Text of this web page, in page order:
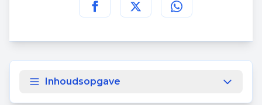
Deel deze pagina op
Deel deze pagina op
Deel deze pagina
Inhoudsopgave